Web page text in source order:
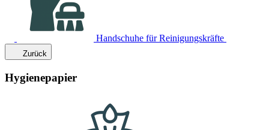
Handschuhe für Reinigungskräfte
Zurück
Hygienepapier